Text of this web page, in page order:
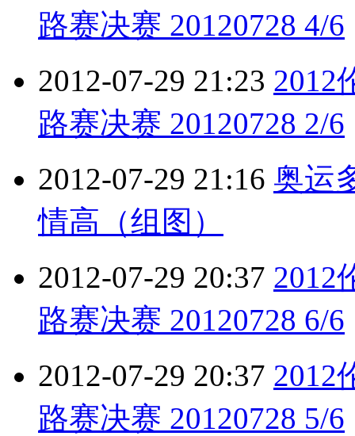
路赛决赛 20120728 4/6
2012-07-29 21:23 2012
路赛决赛 20120728 2/6
2012-07-29 21:16 奥运
情高（组图）
2012-07-29 20:37 2012
路赛决赛 20120728 6/6
2012-07-29 20:37 2012
路赛决赛 20120728 5/6